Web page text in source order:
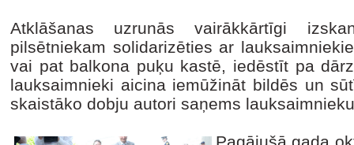
Atklāšanas uzrunās vairākkārtīgi
pilsētniekam solidarizēties ar
vai pat balkona puķu kastē, iedēstīt pa
lauksaimnieki aicina iemūžināt bildēs un
skaistāko dobju autori saņems